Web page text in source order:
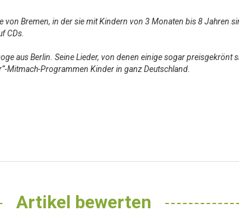
Bremen, in der sie mit Kindern von 3 Monaten bis 8 Jahren
CDs.
aus Berlin. Seine Lieder, von denen einige sogar preisgekrönt
Mitmach-Programmen Kinder in ganz Deutschland.
Artikel bewerten